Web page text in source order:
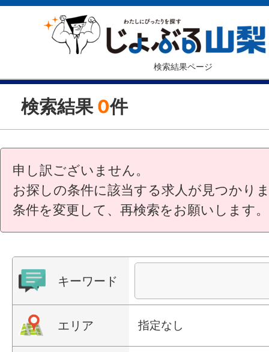
検索結果ページ
検索結果 0件
申し訳ございません。
お探しの条件に該当する求人が見つかり
条件を変更して、再検索をお願いします。
キーワード
エリア 指定なし